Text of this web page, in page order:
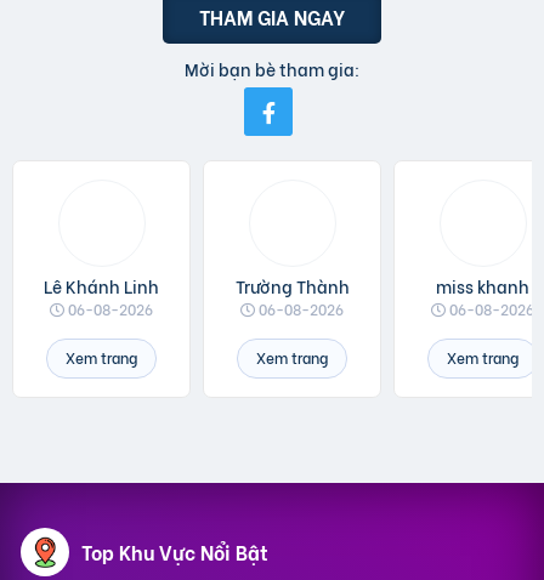
THAM GIA NGAY
Mời bạn bè tham gia:
Lê Khánh Linh
06-08-2026
Xem trang
Trường Thành
06-08-2026
Xem trang
miss khanh
06-08-2026
Xem trang
Top Khu Vực Nổi Bật